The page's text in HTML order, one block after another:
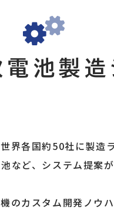
池製造
界各国約50社に製
ど、システム提案が
カスタム開発ノウハ